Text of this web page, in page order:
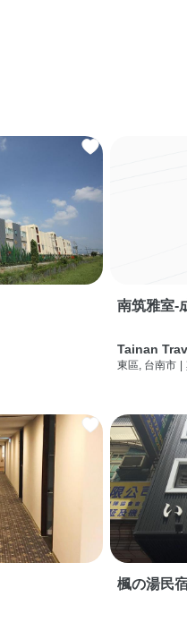
南筑雅室-
Tainan
東區, 台南市
楓の湯民